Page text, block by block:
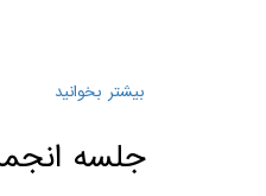
بیشتر بخوانید
جلسه